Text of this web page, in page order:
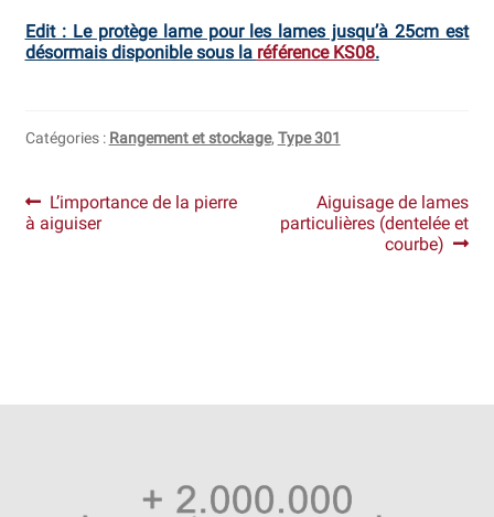
Politique de confidentialité
Questions / Réponses
Revendeurs
Trouver mon couteau
Edit : Le protège lame pour les lames jusqu’à 25cm est
désormais disponible sous la référence KS08.
Catégories : Rangement et stockage, Type 301
Navigation
de
Article
précédent :
L’importance de la pierre
à aiguiser
Article
suivant :
Aiguisage de lames
particulières (dentelée et
courbe)